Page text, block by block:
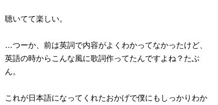
聴いてて楽しい。
…つーか、前は英詞で内容がよくわかってなかったけど、
英語の時からこんな風に歌詞作ってたんですよね？たぶ
ん。
これが日本語になってくれたおかげで僕にもしっかりわか